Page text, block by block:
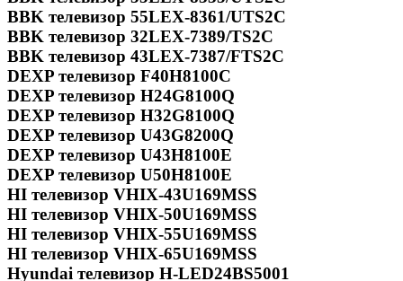
BBK телевизор 55LEX-8361/UTS2C
BBK телевизор 32LEX-7389/TS2C
BBK телевизор 43LEX-7387/FTS2C
DEXP телевизор F40H8100C
DEXP телевизор H24G8100Q
DEXP телевизор H32G8100Q
DEXP телевизор U43G8200Q
DEXP телевизор U43H8100E
DEXP телевизор U50H8100E
HI телевизор VHIX-43U169MSS
HI телевизор VHIX-50U169MSS
HI телевизор VHIX-55U169MSS
HI телевизор VHIX-65U169MSS
Hyundai телевизор H-LED24BS5001